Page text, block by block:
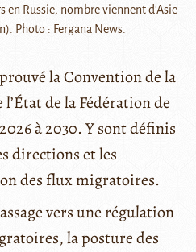
en Russie, nombre viennent d'Asie
Photo : Fergana News.
la Convention de la
de la Fédération de
à 2030. Y sont définis
directions et les
des flux migratoires.
vers une régulation
la posture des